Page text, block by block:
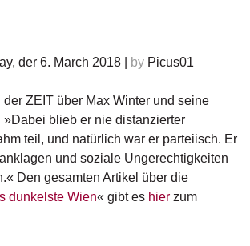
der 6. March 2018 by Picus01
der ZEIT über Max Winter und seine
»Dabei blieb er nie distanzierter
teil, und natürlich war er parteiisch. Er
und soziale Ungerechtigkeiten
Den gesamten Artikel über die
dunkelste Wien« gibt es hier zum